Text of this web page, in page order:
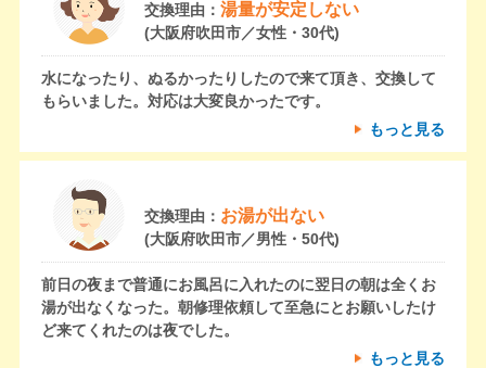
交換理由： 湯量が安定しない
(大阪府吹田市／女性・30代)
水になったり、ぬるかったりしたので来て頂き、交換して
もらいました。対応は大変良かったです。
もっと見る
交換理由： お湯が出ない
(大阪府吹田市／男性・50代)
前日の夜まで普通にお風呂に入れたのに翌日の朝は全くお
湯が出なくなった。朝修理依頼して至急にとお願いしたけ
ど来てくれたのは夜でした。
もっと見る